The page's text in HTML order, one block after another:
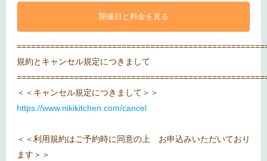
開催日と料金を見る
規約とキャンセル規定につきまして
＜＜キャンセル規定につきまして＞＞
https://www.nikikitchen.com/cancel
＜＜利用規約はご予約時に同意の上 お申込みいただいており
ます＞＞